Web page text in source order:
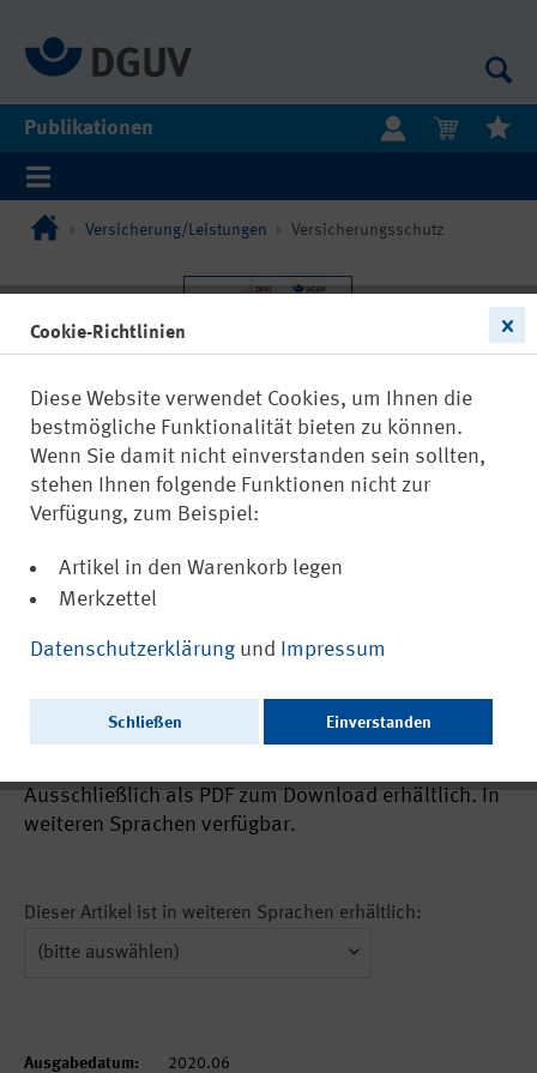
Publikationen
Versicherung/Leistungen Versicherungsschutz
Informationen für Beschäftigte im
Gesundheitswesen
Ausschließlich als PDF zum Download erhältlich. In
weiteren Sprachen verfügbar.
Dieser Artikel ist in weiteren Sprachen erhältlich:
Ausgabedatum:
2020.06
Cookie-Richtlinien
Diese Website verwendet Cookies, um Ihnen die
bestmögliche Funktionalität bieten zu können.
Wenn Sie damit nicht einverstanden sein sollten,
stehen Ihnen folgende Funktionen nicht zur
Verfügung, zum Beispiel:
Artikel in den Warenkorb legen
Merkzettel
Datenschutzerklärung und Impressum
Schließen Einverstanden